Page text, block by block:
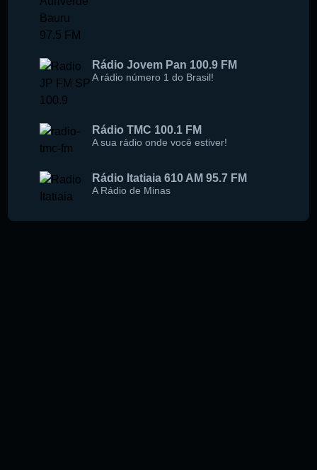
Rádio Jovem Pan 100.9 FM
A rádio número 1 do Brasil!
Rádio TMC 100.1 FM
A sua rádio onde você estiver!
Rádio Itatiaia 610 AM 95.7 FM
A Rádio de Minas